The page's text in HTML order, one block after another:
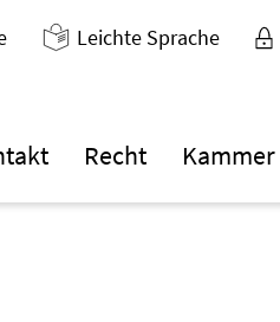
Leichte Sprache
Recht Kammer